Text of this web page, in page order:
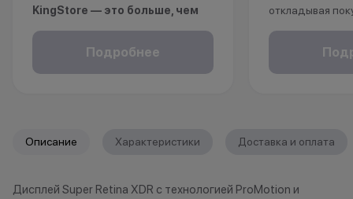
KingStore — это больше, чем
просто бонусы.
Покупайте технику и аксессуары,
За покупки начисляются бонусные
Подробнее
откладывая
Рассрочка без
клиентов от 18
Описание Характеристики Доставка и оплата
Дисплей Super Retina XDR с технологией ProMotion и